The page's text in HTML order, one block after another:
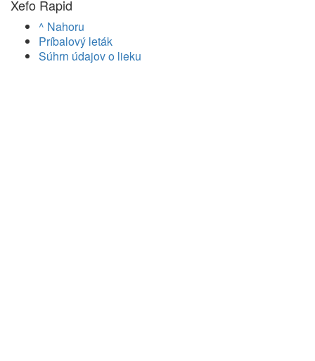
Xefo Rapid
^ Nahoru
Príbalový leták
Súhrn údajov o lieku